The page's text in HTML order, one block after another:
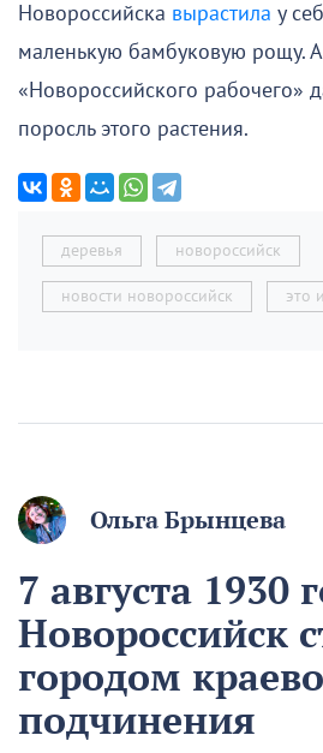
Новороссийска вырастила у
маленькую бамбуковую рощу.
«Новороссийского рабочего»
поросль этого растения.
деревья новороссийск
новости новороссийск это
Ольга Брынцева
7 августа 1930
Новороссийск
городом
подчинения